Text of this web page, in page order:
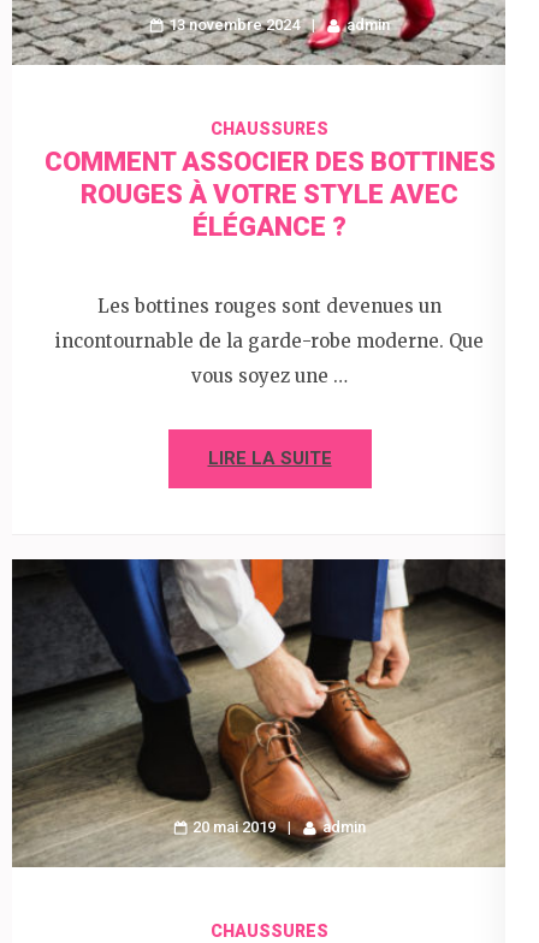
13 novembre 2024 admin
CHAUSSURES
COMMENT ASSOCIER DES BOTTINES
ROUGES À VOTRE STYLE AVEC
ÉLÉGANCE ?
Les bottines rouges sont devenues un
incontournable de la garde-robe moderne. Que
vous soyez une …
LIRE LA SUITE
20 mai 2019 admin
CHAUSSURES